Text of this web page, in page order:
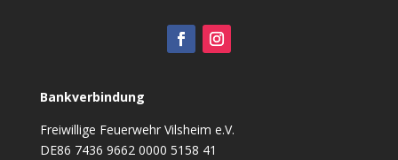
Bankverbindung
Freiwillige Feuerwehr Vilsheim e.V.
DE86 7436 9662 0000 5158 41